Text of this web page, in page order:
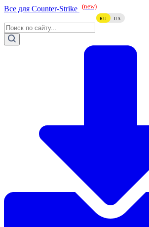
Все для Counter-Strike (new)
RU UA